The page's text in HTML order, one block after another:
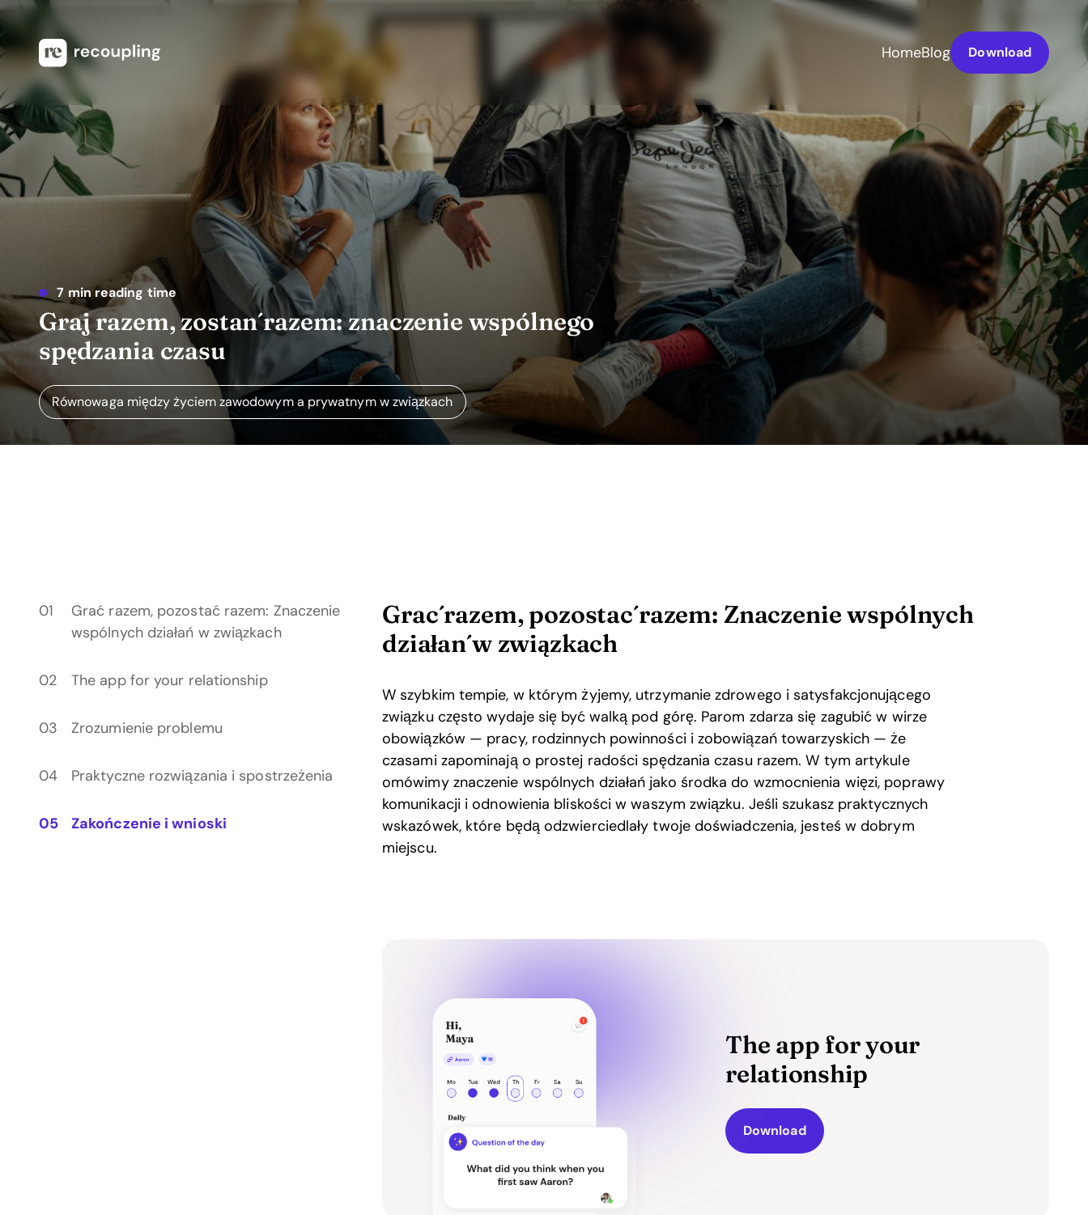
HomeBlog Download
7 min reading time
Graj razem, zostań razem: znaczenie wspólnego
spędzania czasu
Równowaga między życiem zawodowym a prywatnym w związkach
Grać razem, pozostać razem: Znaczenie
wspólnych działań w związkach
The app for your relationship
Zrozumienie problemu
Praktyczne rozwiązania i spostrzeżenia
Zakończenie i wnioski
Grać razem, pozostać razem: Znaczenie wspólnych
działań w związkach
W szybkim tempie, w którym żyjemy, utrzymanie zdrowego i satysfakcjonującego
związku często wydaje się być walką pod górę. Parom zdarza się zagubić w wirze
obowiązków — pracy, rodzinnych powinności i zobowiązań towarzyskich — że
czasami zapominają o prostej radości spędzania czasu razem. W tym artykule
omówimy znaczenie wspólnych działań jako środka do wzmocnienia więzi, poprawy
komunikacji i odnowienia bliskości w waszym związku. Jeśli szukasz praktycznych
wskazówek, które będą odzwierciedlały twoje doświadczenia, jesteś w dobrym
miejscu.
The app for your
relationship
Download